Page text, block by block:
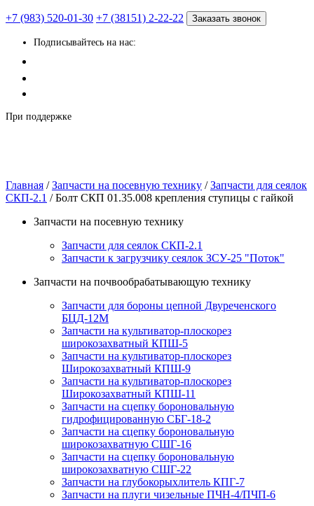
+7 (983) 520-01-30 +7 (38151) 2-22-22 Заказать звонок
Подписывайтесь на нас:
При поддержке
Главная /Запчасти на посевную технику /Запчасти для сеялок
СКП-2.1 / Болт СКП 01.35.008 крепления ступицы с гайкой
Запчасти на посевную технику
Запчасти для сеялок СКП-2.1
Запчасти к загрузчику сеялок ЗСУ-25 "Поток"
Запчасти на почвообрабатывающую технику
Запчасти для бороны цепной Двуреченского
БЦД-12М
Запчасти на культиватор-плоскорез
широкозахватный КПШ-5
Запчасти на культиватор-плоскорез
Широкозахватный КПШ-9
Запчасти на культиватор-плоскорез
Широкозахватный КПШ-11
Запчасти на сцепку бороновальную
гидрофицированную СБГ-18-2
Запчасти на сцепку бороновальную
широкозахватную СШГ-16
Запчасти на сцепку бороновальную
широкозахватную СШГ-22
Запчасти на глубокорыхлитель КПГ-7
Запчасти на плуги чизельные ПЧН-4/ПЧП-6